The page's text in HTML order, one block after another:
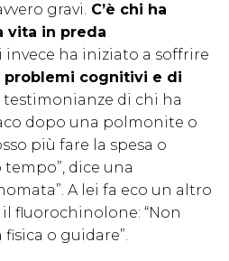
gravi. C’è chi ha
vita in preda
invece ha iniziato a soffrire
problemi cognitivi e di
testimonianze di chi ha
dopo una polmonite o
più fare la spesa o
dice una
A lei fa eco un altro
fluorochinolone: “Non
o guidare”.